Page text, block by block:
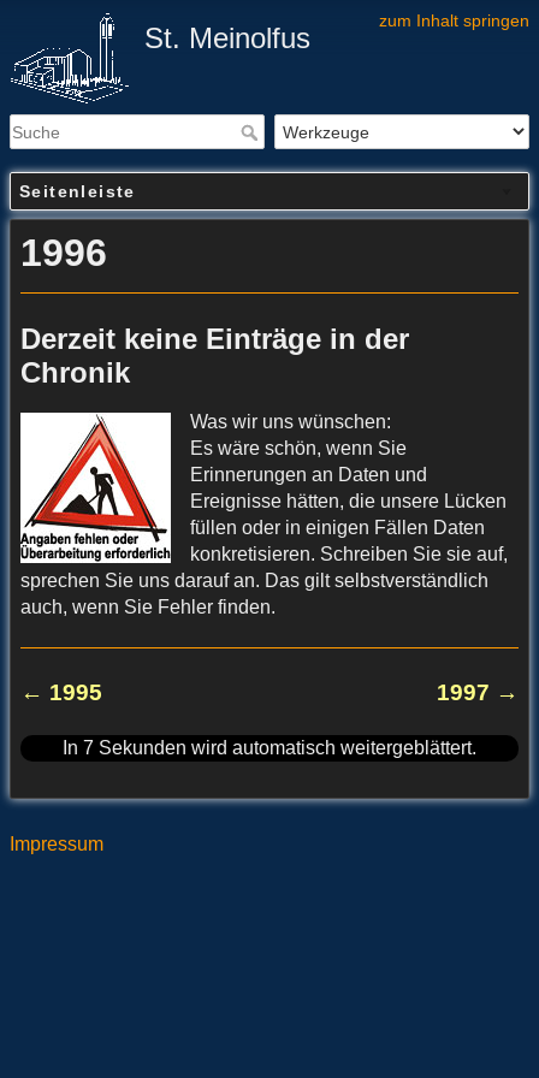
zum Inhalt springen
St. Meinolfus
Seitenleiste
1996
Derzeit keine Einträge in der
Chronik
Was wir uns wünschen:
Es wäre schön, wenn Sie
Erinnerungen an Daten und
Ereignisse hätten, die unsere Lücken
füllen oder in einigen Fällen Daten
konkretisieren. Schreiben Sie sie auf,
sprechen Sie uns darauf an. Das gilt selbstverständlich
auch, wenn Sie Fehler finden.
← 1995 1997 →
In 7 Sekunden wird automatisch weitergeblättert.
Impressum